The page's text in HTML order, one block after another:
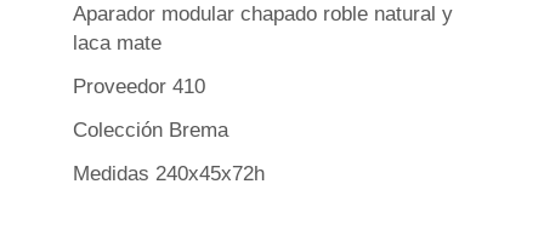
Aparador modular chapado roble natural y
laca mate
Proveedor 410
Colección Brema
Medidas 240x45x72h